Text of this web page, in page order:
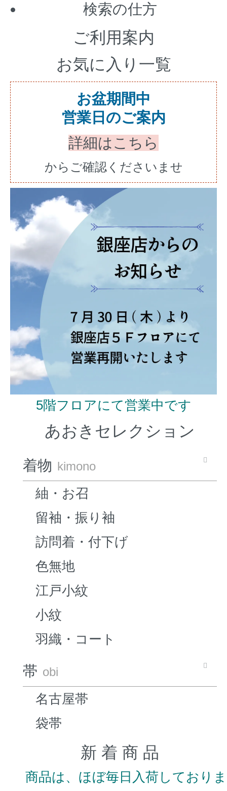
検索の仕方
ご利用案内
お気に入り一覧
お盆期間中
営業日のご案内
詳細はこちら
からご確認くださいませ
5階フロアにて営業中です
あおきセレクション
着物 kimono
紬・お召
留袖・振り袖
訪問着・付下げ
色無地
江戸小紋
小紋
羽織・コート
帯 obi
名古屋帯
袋帯
新 着 商 品
商品は、ほぼ毎日入荷しており